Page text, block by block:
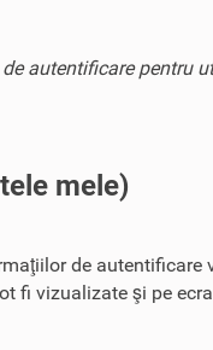
autentificare pentru
mele)
de
fi vizualizate şi pe